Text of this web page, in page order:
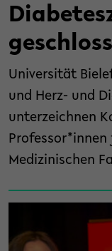
Universität
und Herz- und
unterzeichnen
Medizinischen